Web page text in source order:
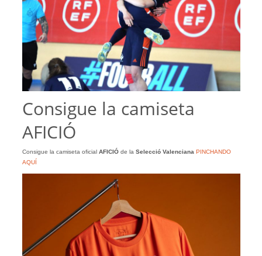
Consigue la camiseta
AFICIÓ
Consigue la camiseta oficial AFICIÓde la Selecció Valenciana PINCHANDO
AQUÍ